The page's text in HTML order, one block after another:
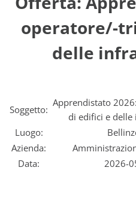
operatore/-
delle
Soggetto:
Apprendistato
di edifici e
Luogo:
Azienda:
Data:
2026-